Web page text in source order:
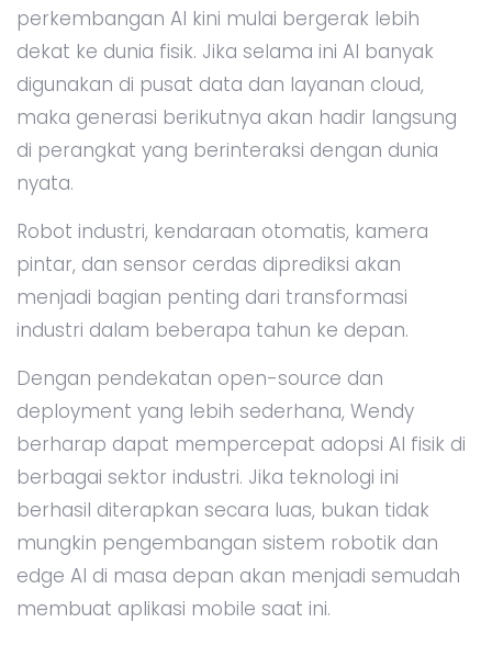
perkembangan AI kini mulai bergerak lebih
dekat ke dunia fisik. Jika selama ini AI banyak
digunakan di pusat data dan layanan cloud,
maka generasi berikutnya akan hadir langsung
di perangkat yang berinteraksi dengan dunia
nyata.
Robot industri, kendaraan otomatis, kamera
pintar, dan sensor cerdas diprediksi akan
menjadi bagian penting dari transformasi
industri dalam beberapa tahun ke depan.
Dengan pendekatan open-source dan
deployment yang lebih sederhana, Wendy
berharap dapat mempercepat adopsi AI fisik di
berbagai sektor industri. Jika teknologi ini
berhasil diterapkan secara luas, bukan tidak
mungkin pengembangan sistem robotik dan
edge AI di masa depan akan menjadi semudah
membuat aplikasi mobile saat ini.